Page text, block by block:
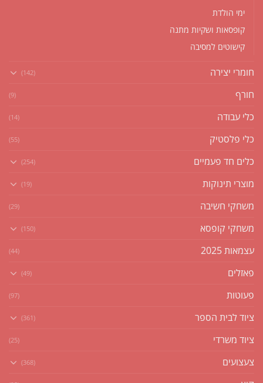
ימי הולדת
קופסאות ושקיות מתנה
קישוטים למסיבה
חומרי יצירה (142)
חורף (9)
כלי עבודה (14)
כלי פלסטיק (55)
כלים חד פעמיים (254)
מוצרי תינוקות (19)
משחקי חשיבה (29)
משחקי קופסא (150)
עצמאות 2025 (44)
פאזלים (49)
פעוטות (97)
ציוד לבית הספר (361)
ציוד משרדי (25)
צעצועים (368)